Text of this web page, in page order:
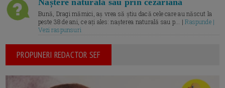
Naștere naturală sau prin cezariană
Bună, Dragi mămici, aș vrea să știu dacă cele care au născut la
peste 38 de ani, ce ați ales: nașterea naturală sau p... |Raspunde |
Vezi raspunsuri
PROPUNERI REDACTOR SEF